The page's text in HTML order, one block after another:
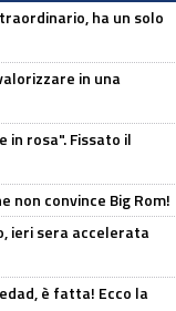
ha un solo
in una
in rosa". Fissato il
non convince Big Rom!
ieri sera accelerata
è fatta! Ecco la